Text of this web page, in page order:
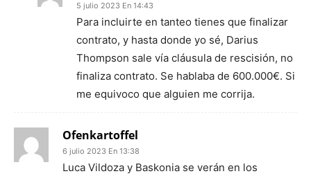
5 julio 2023 En 14:43
Para incluirte en tanteo tienes que finalizar
contrato, y hasta donde yo sé, Darius
Thompson sale vía cláusula de rescisión, no
finaliza contrato. Se hablaba de 600.000€. Si
me equivoco que alguien me corrija.
Ofenkartoffel
6 julio 2023 En 13:38
Luca Vildoza y Baskonia se verán en los